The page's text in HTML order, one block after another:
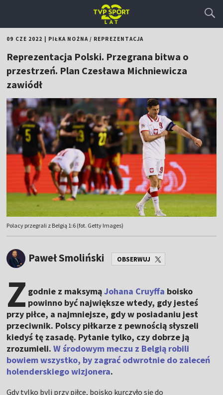
09 CZE 2022 PIŁKA NOŻNA/ REPREZENTACJA
Reprezentacja Polski. Przegrana bitwa o
przestrzeń. Plan Czesława Michniewicza
zawiódł
Polacy przegrali z Belgią 1:6 (fot. Getty Images)
Paweł Smoliński OBSERWUJ
Z godnie z maksymąJohana Cruyffa boisko
powinno być największe wtedy, gdy jesteś
przy piłce, a najmniejsze, gdy w posiadaniu jest
przeciwnik. Polscy piłkarze z pewnością słyszeli
kiedyś tę zasadę. Pytanie tylko, czy dobrze ją
zrozumieli.W środowym meczu z Belgią robili
bowiem wszystko, by zagrać odwrotnie do zaleceń
holenderskiego wizjonera.
Gdy tylko byli przy piłce, boisko kurczyło się do